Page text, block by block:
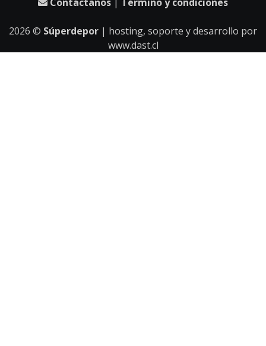
2026 © Súperdepor | hosting, soporte y desarrollo por
www.dast.cl